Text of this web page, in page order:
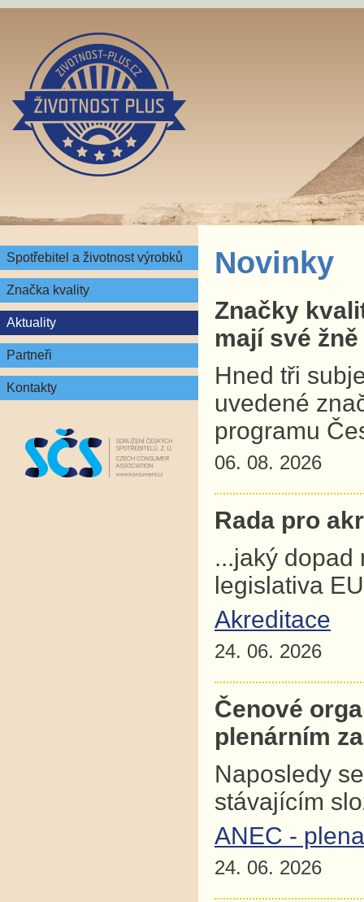
Spotřebitel a životnost výrobků
Značka kvality
Aktuality
Partneři
Kontakty
Novinky
Značky
mají své žně
Hned tři
uvedené
programu
06. 08. 2026
Rada pro
...jaký dopad
legislativa
Akreditace
24. 06. 2026
Čenové
plenárním
Naposledy
stávajícím
ANEC -
24. 06. 2026